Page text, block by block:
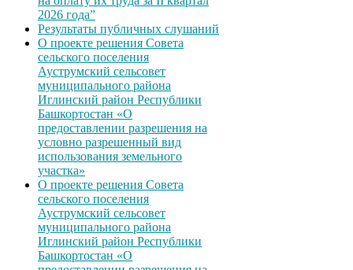
2026 года”
Результаты публичных слушаний
О проекте решения Совета
сельского поселения
Ауструмский сельсовет
муниципального района
Иглинский район Республики
Башкортостан «О
предоставлении разрешения на
условно разрешенный вид
использования земельного
участка»
О проекте решения Совета
сельского поселения
Ауструмский сельсовет
муниципального района
Иглинский район Республики
Башкортостан «О